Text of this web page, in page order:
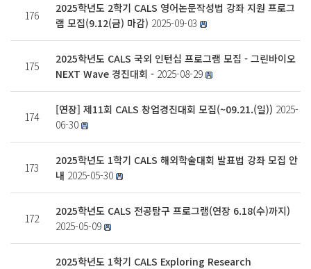
176
2025학년도 2학기 CALS 영어논문작성법 강좌 지원 프로그
램 모집(9.12(금) 마감) 2025-09-03
175
2025학년도 CALS 국외 인턴십 프로그램 모집 - 그린바이오
NEXT Wave 경진대회 - 2025-08-29
174
[연장] 제11회 CALS 창업경진대회 모집(~09.21.(일)) 2025-
06-30
173
2025학년도 1학기 CALS 해외학술대회 발표법 강좌 모집 안
내 2025-05-30
172
2025학년도 CALS 전공탐구 프로그램(연장 6.18(수)까지)
2025-05-09
2025학년도 1학기 CALS Exploring Research